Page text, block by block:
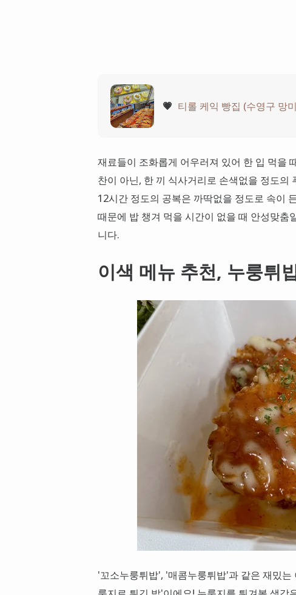
💗 티롤 케익 빵집 (수영구 망
재료들이 조화롭게 어우러져 있어 한 입 먹을
찬이 아닌, 한 끼 식사거리로 손색없을 정도
12시간 정도의 공복은 까딱없을 정도로 속이
때문에 밥 챙겨 먹을 시간이 없을 때 안성맞춤
니다.
이색 메뉴 추천, 누룽튀
'꼬소누룽튀밥', '매콤누룽튀밥'과 같은 재밌